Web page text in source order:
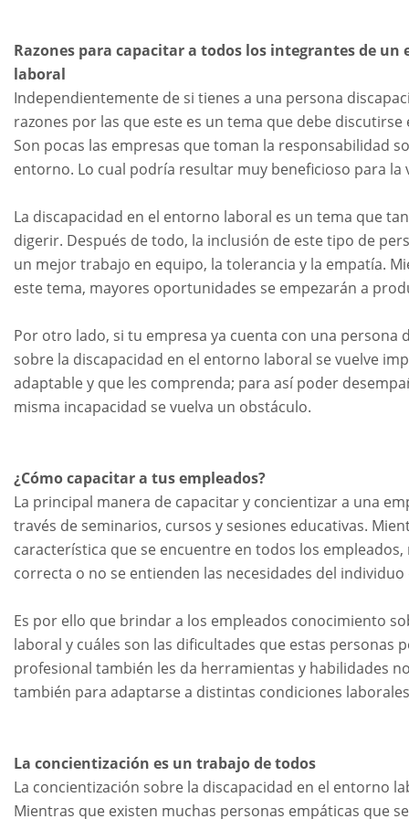
Razones para capacitar a todos los integrantes de
laboral
Independientemente de si tienes a una persona
razones por las que este es un tema que debe
Son pocas las empresas que toman la responsabilidad
entorno. Lo cual podría resultar muy beneficioso para
La discapacidad en el entorno laboral es un tema que
digerir. Después de todo, la inclusión de este tipo de
un mejor trabajo en equipo, la tolerancia y la empatía.
este tema, mayores oportunidades se empezarán a
Por otro lado, si tu empresa ya cuenta con una persona
sobre la discapacidad en el entorno laboral se vuelve
adaptable y que les comprenda; para así poder
misma incapacidad se vuelva un obstáculo.
¿Cómo capacitar a tus empleados?
La principal manera de capacitar y concientizar a una
través de seminarios, cursos y sesiones educativas.
característica que se encuentre en todos los
correcta o no se entienden las necesidades del
Es por ello que brindar a los empleados conocimiento
laboral y cuáles son las dificultades que estas
profesional también les da herramientas y habilidades
también para adaptarse a distintas condiciones
La concientización es un trabajo de todos
La concientización sobre la discapacidad en el entorno
Mientras que existen muchas personas empáticas que